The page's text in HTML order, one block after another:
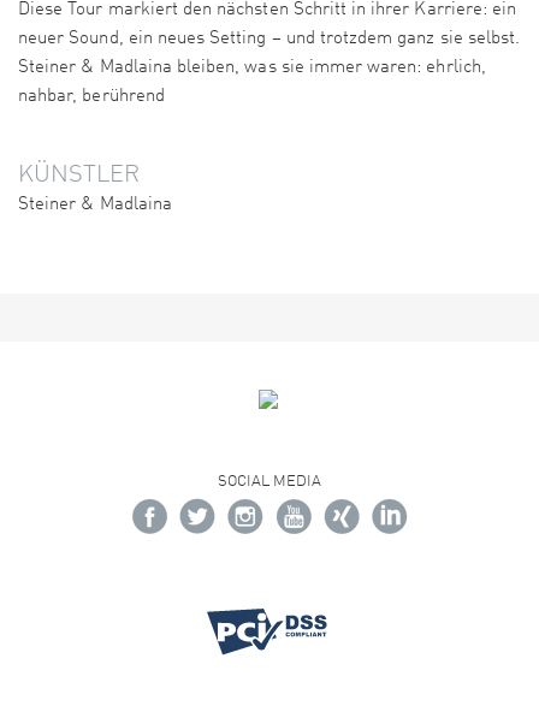
Diese Tour markiert den nächsten Schritt in ihrer Karriere: ein
neuer Sound, ein neues Setting – und trotzdem ganz sie selbst.
Steiner & Madlaina bleiben, was sie immer waren: ehrlich,
nahbar, berührend
KÜNSTLER
Steiner & Madlaina
SOCIAL MEDIA